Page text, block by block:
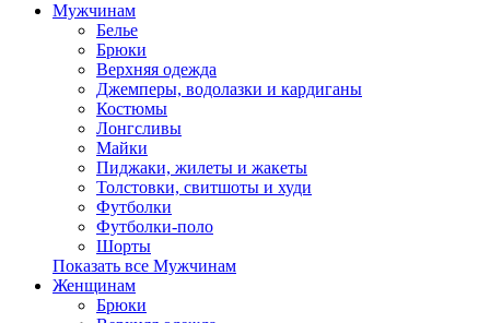
Мужчинам
Белье
Брюки
Верхняя одежда
Джемперы, водолазки и кардиганы
Костюмы
Лонгсливы
Майки
Пиджаки, жилеты и жакеты
Толстовки, свитшоты и худи
Футболки
Футболки-поло
Шорты
Показать все Мужчинам
Женщинам
Брюки